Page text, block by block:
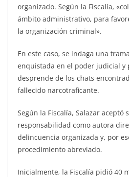
organizado. Según la Fiscalía,
ámbito administrativo, para
la organización criminal».
En este caso, se indaga una
enquistada en el poder judicial y
desprende de los chats
fallecido narcotraficante.
Según la Fiscalía, Salazar aceptó
responsabilidad como autora
delincuencia organizada y, por
procedimiento abreviado.
Inicialmente, la Fiscalía pidió 40